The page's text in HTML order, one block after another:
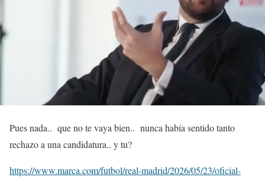
Pues nada.. que no te vaya bien.. nunca había sentido tanto
rechazo a una candidatura.. y tu?
https://www.marca.com/futbol/real-madrid/2026/05/23/oficial-